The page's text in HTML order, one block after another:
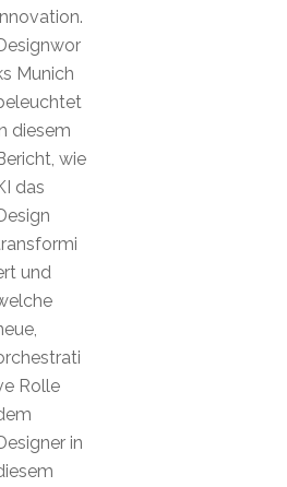
Munich
diesem
wie
das
und
Rolle
in